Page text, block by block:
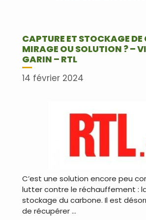
CAPTURE ET STOCKAGE DE
MIRAGE OU SOLUTION ? –
GARIN – RTL
14 février 2024
C’est une solution encore peu
lutter contre le réchauffement :
stockage du carbone. Il est
de récupérer …